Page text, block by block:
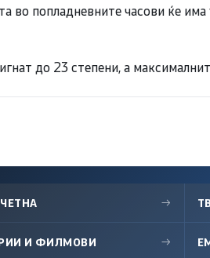
во попладневните часови ќе има
до 23 степени, а
→
И ФИЛМОВИ →